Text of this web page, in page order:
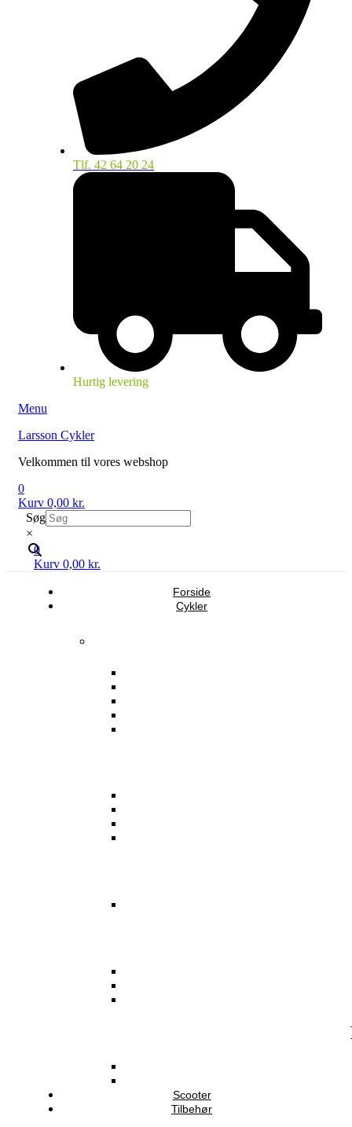
Tlf. 42 64 20 24
Hurtig levering
Menu
Larsson Cykler
Velkommen til vores webshop
0
Kurv 0,00 kr.
Søg
×
0
Kurv 0,00 kr.
Forside
Cykler
Scooter
Tilbehør